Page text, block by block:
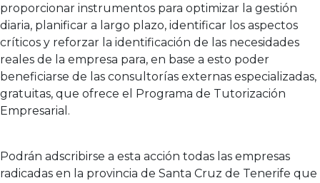
proporcionar instrumentos para optimizar la gestión
diaria, planificar a largo plazo, identificar los aspectos
críticos y reforzar la identificación de las necesidades
reales de la empresa para, en base a esto poder
beneficiarse de las consultorías externas especializadas,
gratuitas, que ofrece el Programa de Tutorización
Empresarial.
Podrán adscribirse a esta acción todas las empresas
radicadas en la provincia de Santa Cruz de Tenerife que